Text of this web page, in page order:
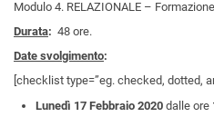
Modulo 4. RELAZIONALE –
Durata: 48 ore.
Date svolgimento:
[checklist type=”eg. checked, dotted,
Lunedì 17 Febbraio 2020 dalle ore